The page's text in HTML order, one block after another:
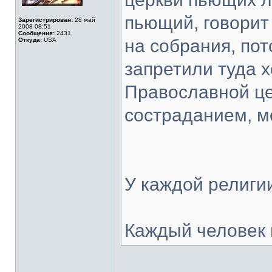
Зарегистрирован: 28 май
2008 08:51
Сообщения: 2431
Откуда: USA
пьющий,
на собрания,
запретили туда
Православной
состраданием,
У каждой
Каждый